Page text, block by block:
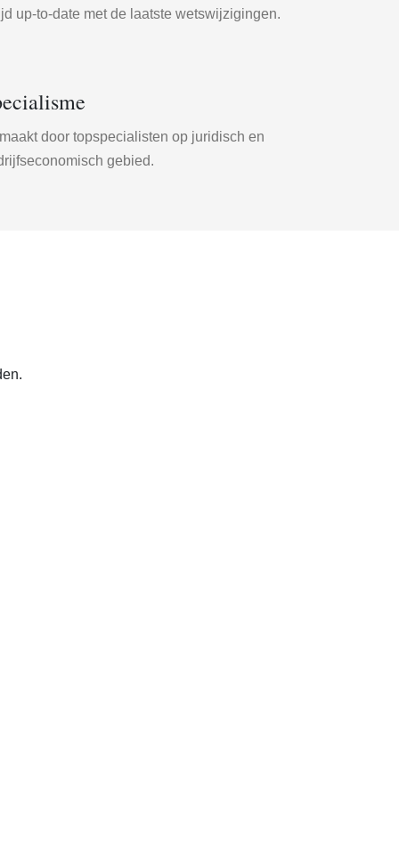
up-to-date met de laatste wetswijzigingen.
door topspecialisten op juridisch en
gebied.